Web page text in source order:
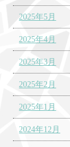
2025年5月
2025年4月
2025年3月
2025年2月
2025年1月
2024年12月